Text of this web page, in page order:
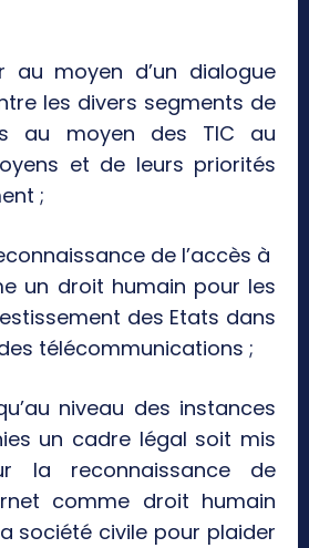
d’un dialogue
les divers segments de
au moyen des TIC au
et de leurs priorités
;
de l’accès à
un droit humain pour les
des Etats dans
télécommunications ;
niveau des instances
un cadre légal soit mis
la reconnaissance de
comme droit humain
société civile pour plaider